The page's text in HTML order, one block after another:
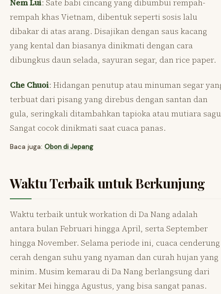
Nem Lui: Sate babi cincang yang dibumbui rempah-
rempah khas Vietnam, dibentuk seperti sosis lalu
dibakar di atas arang. Disajikan dengan saus kacang
yang kental dan biasanya dinikmati dengan cara
dibungkus daun selada, sayuran segar, dan rice paper.
Che Chuoi: Hidangan penutup atau minuman segar
terbuat dari pisang yang direbus dengan santan dan
gula, seringkali ditambahkan tapioka atau mutiara
Sangat cocok dinikmati saat cuaca panas.
Baca juga: Obon di Jepang
Waktu Terbaik untuk Berkunjung
Waktu terbaik untuk workation di Da Nang adalah
antara bulan Februari hingga April, serta September
hingga November. Selama periode ini, cuaca cenderung
cerah dengan suhu yang nyaman dan curah hujan yang
minim. Musim kemarau di Da Nang berlangsung dari
sekitar Mei hingga Agustus, yang bisa sangat panas.